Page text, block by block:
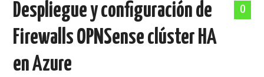
POLÍTICA DE PRIVACIDAD
0
Despliegue y configuración de
Firewalls OPNSense clúster HA
en Azure